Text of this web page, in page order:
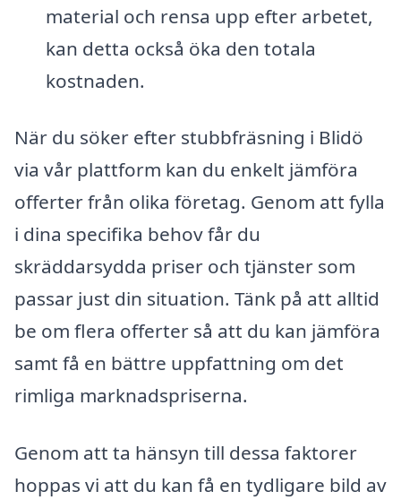
material och rensa upp efter arbetet,
kan detta också öka den totala
kostnaden.
När du söker efter stubbfräsning i Blidö
via vår plattform kan du enkelt jämföra
offerter från olika företag. Genom att fylla
i dina specifika behov får du
skräddarsydda priser och tjänster som
passar just din situation. Tänk på att alltid
be om flera offerter så att du kan jämföra
samt få en bättre uppfattning om det
rimliga marknadspriserna.
Genom att ta hänsyn till dessa faktorer
hoppas vi att du kan få en tydligare bild av